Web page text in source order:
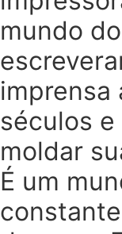
mundo
imprensa
séculos
moldar
É um